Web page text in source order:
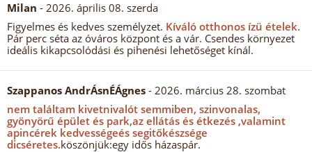
Milan - 2026. április 08. szerda
Figyelmes és kedves személyzet. Kíváló otthonos ízü ételek.
Pár perc séta az óváros központ és a vár. Csendes környezet
ideális kikapcsolódási és pihenési lehetőséget kínál.
Szappanos AndrÁsnÉÁgnes - 2026. március 28. szombat
nem találtam kivetnivalót semmiben, szinvonalas,
gyönyörű épület és park,az ellátás és étkezés ,valamint
apincérek kedvességeés segitőkészsége
dicséretes.köszönjük:egy idős házaspár.